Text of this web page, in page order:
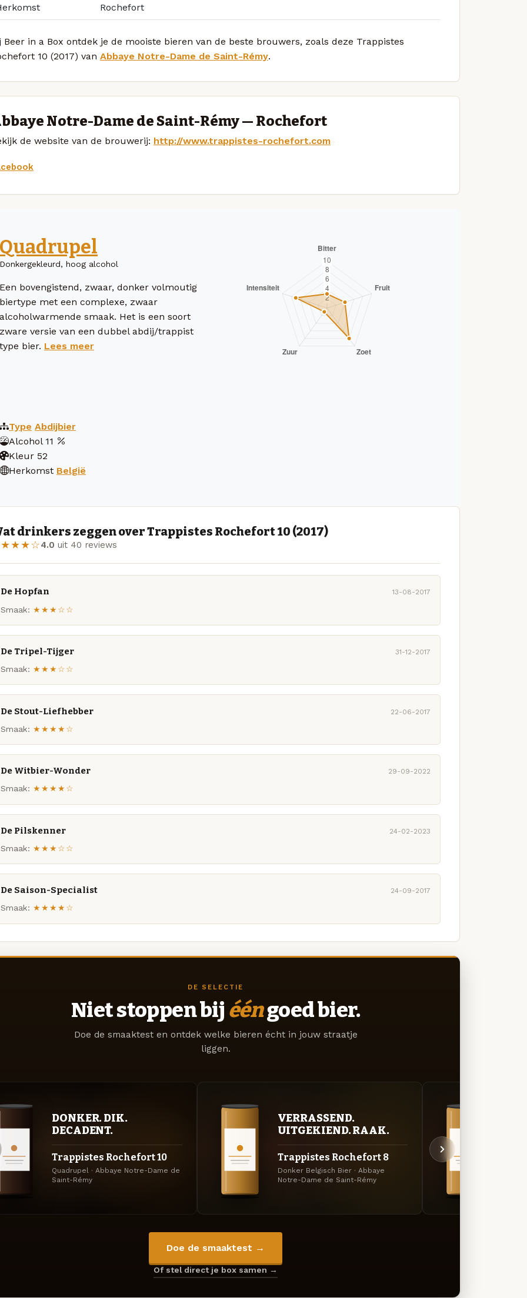
Rochefort
Beer in a Box ontdek je de mooiste bieren van de beste brouwers, zoals deze Trappistes
10 (2017) van Abbaye Notre-Dame de Saint-Rémy.
Notre-Dame de Saint-Rémy — Rochefort
de website van de brouwerij: http://www.trappistes-rochefort.com
Quadrupel
Donkergekleurd, hoog alcohol
Een bovengistend, zwaar, donker volmoutig
biertype met een complexe, zwaar
alcoholwarmende smaak. Het is een soort
zware versie van een dubbel abdij/trappist
type bier. Lees meer
Type Abdijbier
Alcohol 11
Kleur 52
Herkomst België
drinkers zeggen over Trappistes Rochefort 10 (2017)
4.0 uit 40 reviews
De Hopfan 13-08-2017
Smaak: ★★★☆☆
De Tripel-Tijger 31-12-2017
Smaak: ★★★☆☆
De Stout-Liefhebber 22-06-2017
Smaak: ★★★★☆
De Witbier-Wonder 29-09-2022
Smaak: ★★★★☆
De Pilskenner 24-02-2023
Smaak: ★★★☆☆
De Saison-Specialist 24-09-2017
Smaak: ★★★★☆
DE SELECTIE
Niet stoppen bij ééngoed bier.
Doe de smaaktest en ontdek welke bieren écht in jouw straatje
liggen.
DONKER. DIK.
DECADENT.
Trappistes Rochefort 10
Quadrupel · Abbaye Notre-Dame de
Saint-Rémy
VERRASSEND.
UITGEKIEND. RAAK.
Trappistes Rochefort 8
Donker Belgisch Bier · Abbaye
Notre-Dame de Saint-Rémy
Doe de smaaktest →
Of stel direct je box samen →